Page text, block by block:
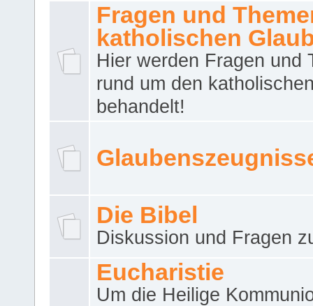
Fragen und
katholischen
Hier werden Fragen und
rund um den
behandelt!
Die Bibel
Diskussion und Fragen
Eucharistie
Um die Heilige